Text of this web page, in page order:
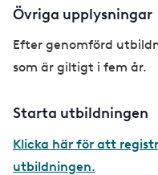
Övriga upplysningar
Efter genomförd
som är giltigt i fem år.
Starta utbildningen
Klicka här för att
utbildningen.